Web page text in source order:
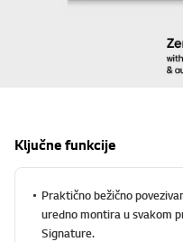
Ključne funkcije
Praktično bežično
uredno montira u svakom
Signature.